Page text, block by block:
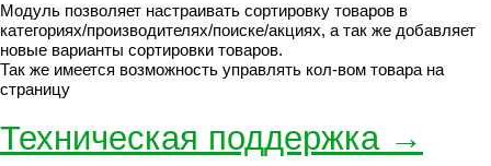
Модуль позволяет настраивать сортировку товаров в
категориях/производителях/поиске/акциях, а так же добавляет
новые варианты сортировки товаров.
Так же имеется возможность управлять кол-вом товара на
страницу
Техническая поддержка →